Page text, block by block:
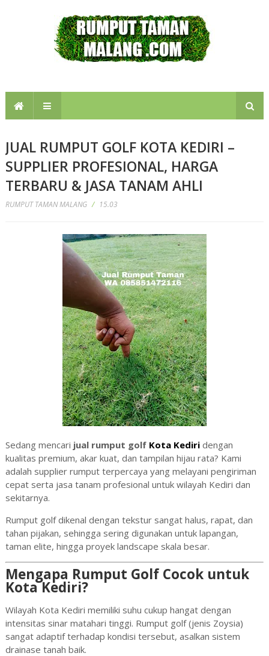
JUAL RUMPUT GOLF KOTA KEDIRI –
SUPPLIER PROFESIONAL, HARGA
TERBARU & JASA TANAM AHLI
RUMPUT TAMAN MALANG / 15.03
Sedang mencari jual rumput golf Kota Kediridengan
kualitas premium, akar kuat, dan tampilan hijau rata? Kami
adalah supplier rumput terpercaya yang melayani pengiriman
cepat serta jasa tanam profesional untuk wilayah Kediri dan
sekitarnya.
Rumput golf dikenal dengan tekstur sangat halus, rapat, dan
tahan pijakan, sehingga sering digunakan untuk lapangan,
taman elite, hingga proyek landscape skala besar.
Mengapa Rumput Golf Cocok untuk
Kota Kediri?
Wilayah Kota Kediri memiliki suhu cukup hangat dengan
intensitas sinar matahari tinggi. Rumput golf (jenis Zoysia)
sangat adaptif terhadap kondisi tersebut, asalkan sistem
drainase tanah baik.